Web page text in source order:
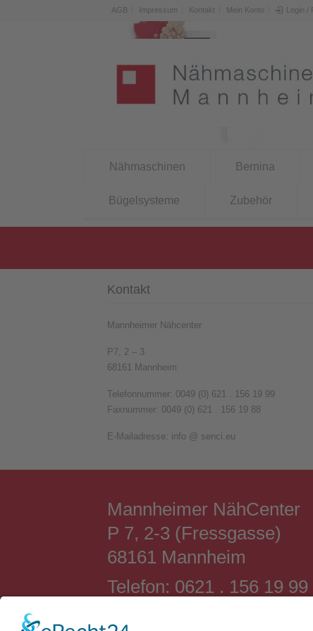
AGB Impressum Kontakt Mein Konto Login /
Nähmaschinen Bernina
Bügelsysteme Zubehör
Kontakt
Mannheimer Nähcenter
P7, 2 – 3
68161 Mannheim
Telefonnummer: 0049 (0) 621 . 156 19 99
Faxnummer: 0049 (0) 621 . 156 19 88
E-Mailadresse: info @ senci.eu
Mannheimer NähCenter
P 7, 2-3 (Fressgasse)
68161 Mannheim
Telefon: 0621 . 156 19